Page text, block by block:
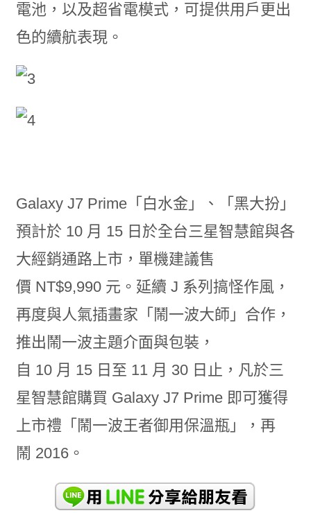
電池，以及超省電模式，可提供用戶更出
色的續航表現。
Galaxy J7 Prime「白水金」、「黑大扮」
預計於 10 月 15 日於全台三星智慧館與各
大經銷通路上市，單機建議售
價 NT$9,990 元 。延續 J 系列搞怪作風，
再度與人氣插畫家「鬧一波大師」合作，
推出鬧一波主題介面與包裝，
自 10 月 15 日至 11 月 30 日止，凡於三
星智慧館購買 Galaxy J7 Prime 即可獲得
上市禮「鬧一波王者御用保溫瓶」，再
鬧 2016。